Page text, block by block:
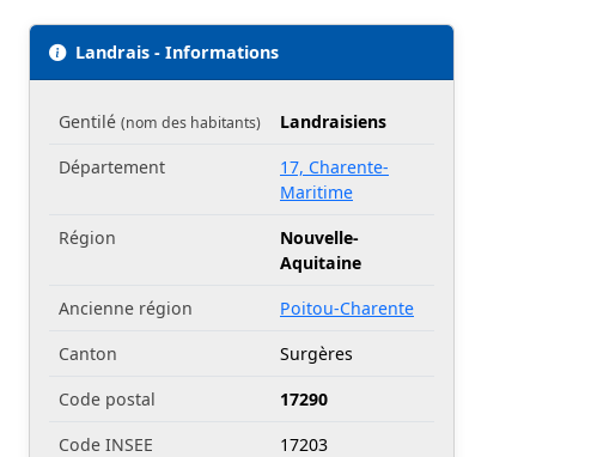
Landrais - Informations
Gentilé (nom des habitants)
Landraisiens
Département
17, Charente-
Maritime
Région
Nouvelle-
Aquitaine
Ancienne région
Poitou-Charente
Canton
Surgères
Code postal
17290
Code INSEE
17203